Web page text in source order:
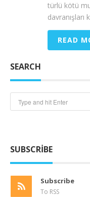
türlü kötü
davranışları
READ
SEARCH
SUBSCRIBE
Subscribe
To RSS